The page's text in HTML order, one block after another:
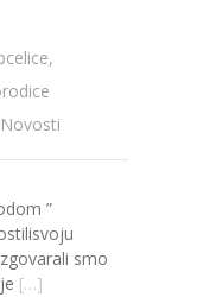
,
Novosti
”
smo
[…]